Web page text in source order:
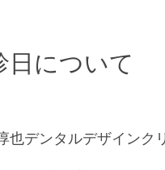
日について
デンタルデザインク